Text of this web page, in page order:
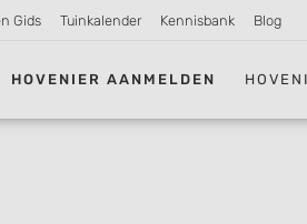
Gids Tuinkalender Kennisbank Blog
HOVENIER AANMELDEN